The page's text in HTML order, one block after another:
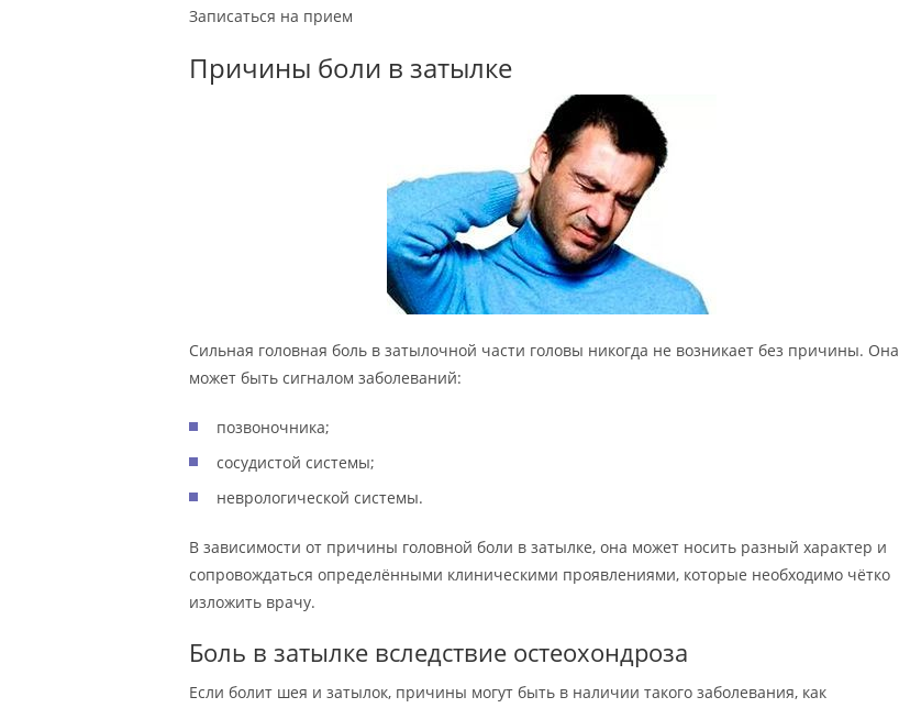
Записаться на прием
Причины боли в затылке
Сильная головная боль в затылочной части головы никогда не возникает без причины. Она
может быть сигналом заболеваний:
позвоночника;
сосудистой системы;
неврологической системы.
В зависимости от причины головной боли в затылке, она может носить разный характер и
сопровождаться определёнными клиническими проявлениями, которые необходимо чётко
изложить врачу.
Боль в затылке вследствие остеохондроза
Если болит шея и затылок, причины могут быть в наличии такого заболевания, как